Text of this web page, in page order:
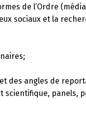
de l’Ordre
sociaux et la
des angles de
panels,